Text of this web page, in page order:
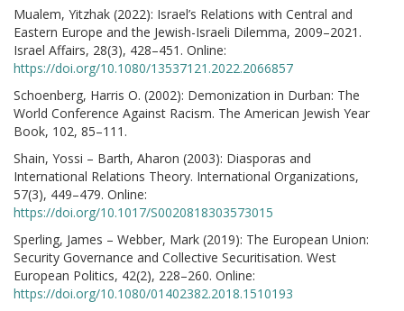
Mualem, Yitzhak (2022): Israel’s Relations with Central and
Eastern Europe and the Jewish-Israeli Dilemma, 2009–2021.
Israel Affairs, 28(3), 428–451. Online:
https://doi.org/10.1080/13537121.2022.2066857
Schoenberg, Harris O. (2002): Demonization in Durban: The
World Conference Against Racism. The American Jewish Year
Book, 102, 85–111.
Shain, Yossi – Barth, Aharon (2003): Diasporas and
International Relations Theory. International Organizations,
57(3), 449–479. Online:
https://doi.org/10.1017/S0020818303573015
Sperling, James – Webber, Mark (2019): The European Union:
Security Governance and Collective Securitisation. West
European Politics, 42(2), 228–260. Online:
https://doi.org/10.1080/01402382.2018.1510193